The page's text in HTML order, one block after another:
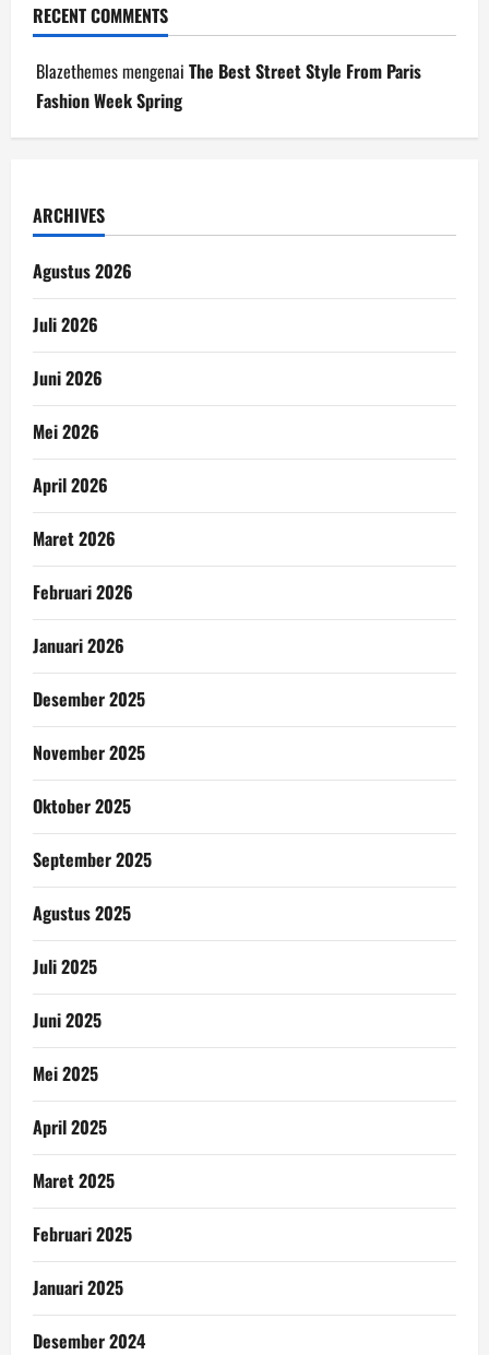
RECENT COMMENTS
Blazethemesmengenai The Best Street Style From Paris
Fashion Week Spring
ARCHIVES
Agustus 2026
Juli 2026
Juni 2026
Mei 2026
April 2026
Maret 2026
Februari 2026
Januari 2026
Desember 2025
November 2025
Oktober 2025
September 2025
Agustus 2025
Juli 2025
Juni 2025
Mei 2025
April 2025
Maret 2025
Februari 2025
Januari 2025
Desember 2024